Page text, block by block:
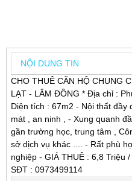
NỘI DUNG TIN
CHO THUÊ CĂN HỘ CHUNG
LẠT - LÂM ĐỒNG * Địa chỉ :
Diện tích : 67m2 - Nội thất đầy
mát , an ninh , - Xung quanh
gần trường học, trung tâm ,
sở dịch vụ khác .... - Rất phù
nghiệp - GIÁ THUÊ : 6,8 Triệu
SĐT : 0973499114